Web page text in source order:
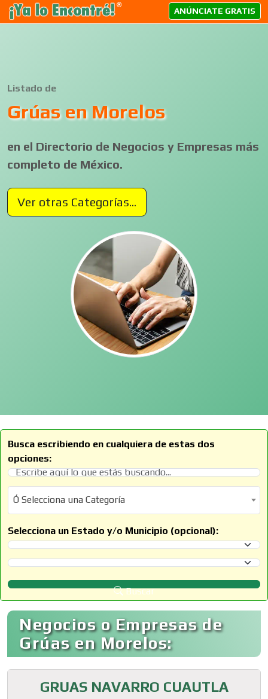
ANÚNCIATE GRATIS
Listado de
Grúas en Morelos
en el Directorio de Negocios y Empresas más
completo de México.
Ver otras Categorías...
Busca escribiendo en cualquiera de estas dos
opciones:
Ó Selecciona una Categoría
Ó Selecciona una Categoría
Selecciona un Estado y/o Municipio (opcional):
Selecciona un Estado
Selecciona un Municipio
Buscar
Negocios o Empresas de
Grúas en Morelos:
GRUAS NAVARRO CUAUTLA